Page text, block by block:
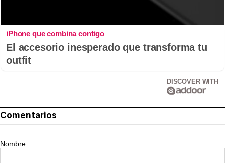
iPhone que combina contigo
El accesorio inesperado que transforma tu
outfit
DISCOVER WITH
Comentarios
Nombre